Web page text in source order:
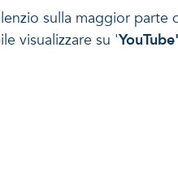
sulla maggior
visualizzare su 'YouTube'